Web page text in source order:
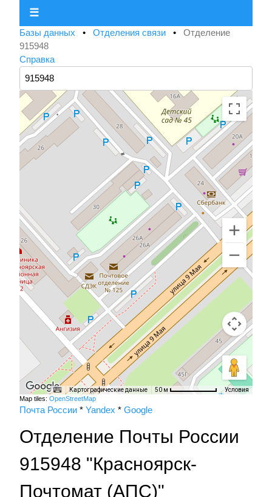
☰
Базы данных • Отделения связи • Отделение
915948
Справка
Картографические данные 50 м Условия
Map tiles: OpenStreetMap
Почта России * Yandex * Google
Отделение Почты России
915948 "Красноярск-
Почтомат (АПС)"